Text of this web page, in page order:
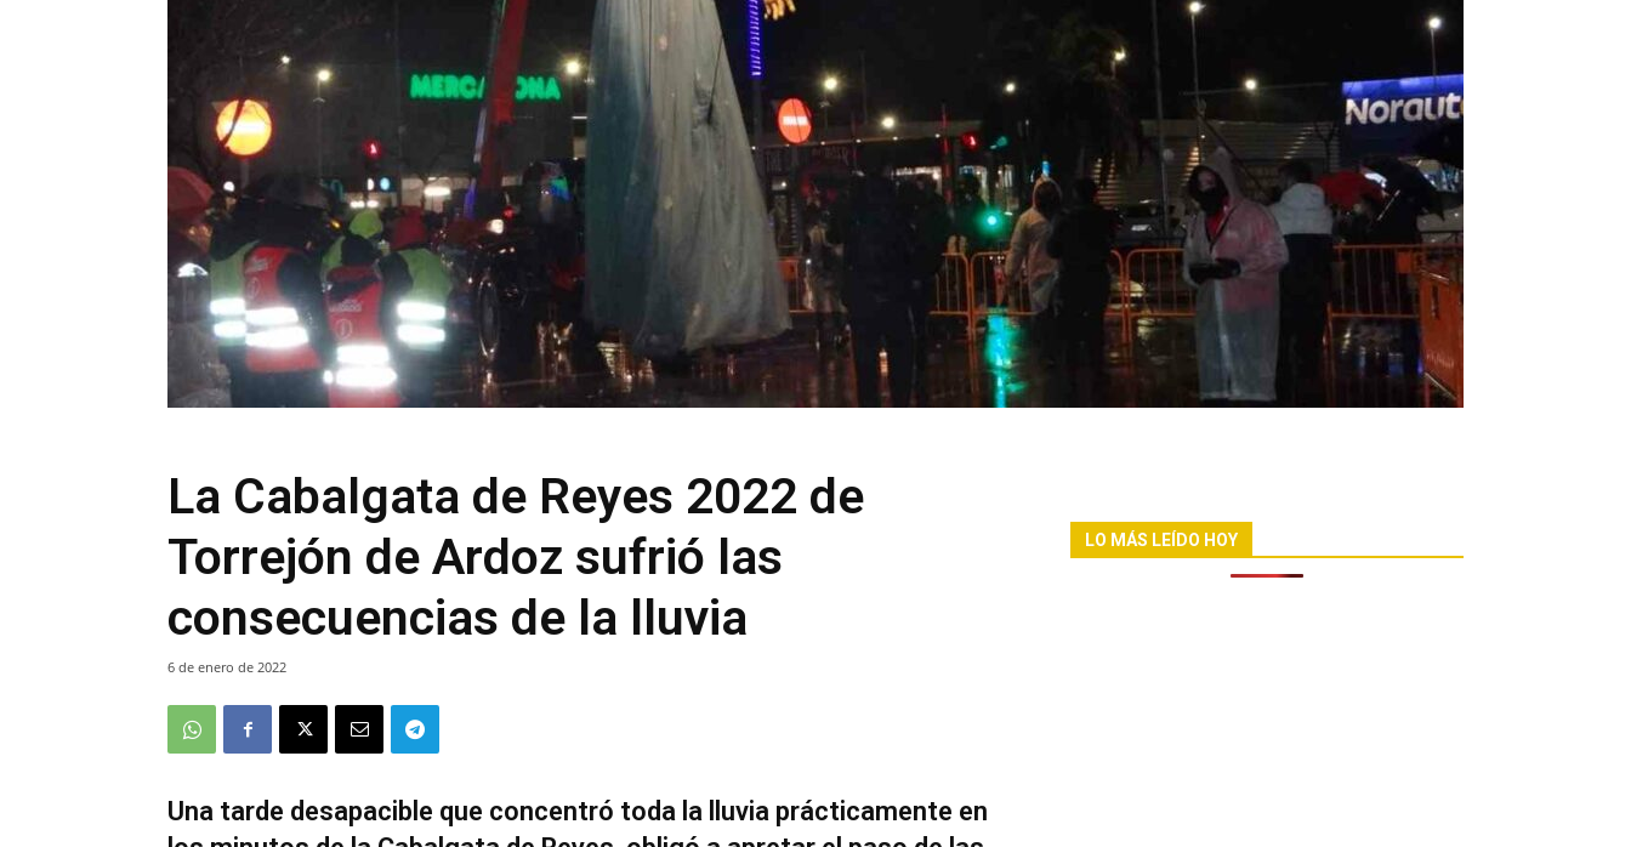
La Cabalgata de Reyes 2022 de
Torrejón de Ardoz sufrió las
consecuencias de la lluvia
6 de enero de 2022
Una tarde desapacible que concentró toda la lluvia prácticamente en
LO MÁS LEÍDO HOY